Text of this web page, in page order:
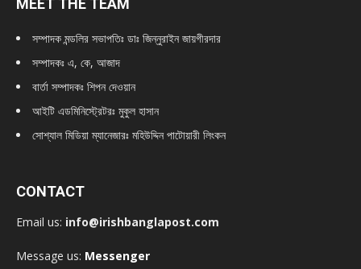
MEET THE TEAM
সম্পাদক মন্ডলির সভাপতিঃ ডাঃ জিন্নুরাইন জায়গীরদার
সম্পাদকঃ এ, কে, আজাদ
বার্তা সম্পাদকঃ শিপন দেওয়ান
আইটি এডমিনিস্ট্রেটরঃ মুকুল হাসান
সোশ্যাল মিডিয়া ম্যানেজারঃ মহিউদ্দিন পাটোয়ারী লিংকন
CONTACT
Email us: info@irishbanglapost.com
Message us: Messenger